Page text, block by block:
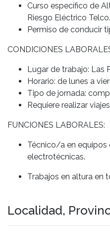
Curso específico de
Riesgo Eléctrico Telco.
Permiso de conducir
CONDICIONES
Lugar de trabajo: Las
Horario: de lunes a
Tipo de jornada:
Requiere realizar
FUNCIONES LABORALES:
Técnico/a en equipos
electrotécnicas.
Trabajos en altura en
Localidad,